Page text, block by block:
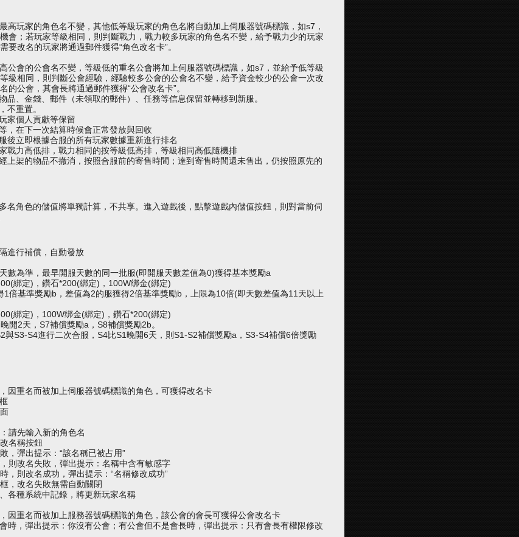
高玩家的角色名不變，其他低等級玩家的角色名將自動加上伺服器號碼標識，如s7，
會；若玩家等級相同，則判斷戰力，戰力較多玩家的角色名不變，給予戰力少的玩家
要改名的玩家將通過郵件獲得“角色改名卡”。
公會的公會名不變，等級低的重名公會將加上伺服器號碼標識，如s7，並給予低等級
級相同，則判斷公會經驗，經驗較多公會的公會名不變，給予資金較少的公會一次改
的公會，其會長將通過郵件獲得“公會改名卡”。
品、金錢、郵件（未領取的郵件）、任務等信息保留並轉移到新服。
不重置。
家個人貢獻等保留
，在下一次結算時候會正常發放與回收
後立即根據合服的所有玩家數據重新進行排名
戰力高低排，戰力相同的按等級低高排，等級相同高低隨機排
上架的物品不撤消，按照合服前的寄售時間；達到寄售時間還未售出，仍按照原先的
名角色的儲值將單獨計算，不共享。進入遊戲後，點擊遊戲內儲值按鈕，則對當前伺
進行補償，自動發放
數為準，最早開服天數的同一批服(即開服天數差值為0)獲得基本獎勵a
綁定)，鑽石*200(綁定)，100W绑金(綁定)
1倍基準獎勵b，差值為2的服獲得2倍基準獎勵b，上限為10倍(即天數差值為11天以上
綁定)，100W绑金(綁定)，鑽石*200(綁定)
開2天，S7補償獎勵a，S8補償獎勵2b。
與S3-S4進行二次合服，S4比S1晚開6天，則S1-S2補償獎勵a，S3-S4補償6倍獎勵
因重名而被加上伺服器號碼標識的角色，可獲得改名卡
請先輸入新的角色名
名稱按鈕
，彈出提示：“該名稱已被占用”
則改名失敗，彈出提示：名稱中含有敏感字
，則改名成功，彈出提示：“名稱修改成功”
，改名失敗無需自動關閉
各種系統中記錄，將更新玩家名稱
因重名而被加上服務器號碼標識的角色，該公會的會長可獲得公會改名卡
時，彈出提示：你沒有公會；有公會但不是會長時，彈出提示：只有會長有權限修改